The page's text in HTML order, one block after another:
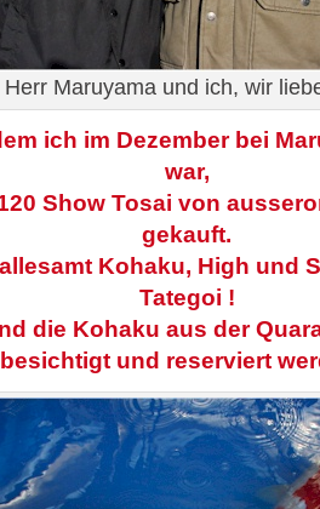
Herr Maruyama und ich, wir
ich im Dezember bei
war,
Show Tosai von
gekauft.
Kohaku, High und
Tategoi !
die Kohaku aus der
besichtigt und reserviert